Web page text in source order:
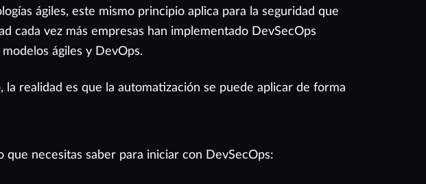
ágiles, este mismo principio aplica para la seguridad que
cada vez más empresas han implementado DevSecOps
ágiles y DevOps.
realidad es que la automatización se puede aplicar de forma
necesitas saber para iniciar con DevSecOps: